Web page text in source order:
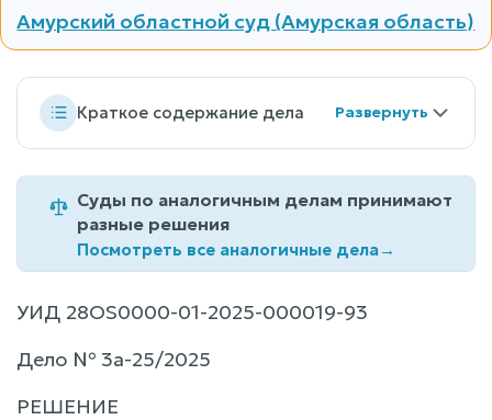
Амурский областной суд (Амурская область)
Краткое содержание дела
Суды по аналогичным делам принимают
разные решения
Посмотреть все аналогичные дела→
УИД 28OS0000-01-2025-000019-93
Дело № 3а-25/2025
РЕШЕНИЕ